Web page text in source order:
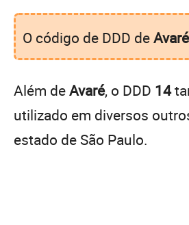
O código de DDD deAvaré
Além deAvaré, o DDD 14
utilizado em diversos
estado de São Paulo.